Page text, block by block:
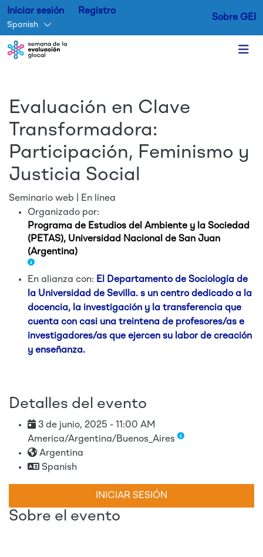
Iniciar sesión Registro
Spanish
Sobre GEI
Evaluación en Clave
Transformadora:
Participación, Feminismo y
Justicia Social
Seminario web | En línea
Organizado por:
Programa de Estudios del Ambiente y la Sociedad
(PETAS), Universidad Nacional de San Juan
(Argentina)
En alianza con: El Departamento de Sociología de
la Universidad de Sevilla. s un centro dedicado a la
docencia, la investigación y la transferencia que
cuenta con casi una treintena de profesores/as e
investigadores/as que ejercen su labor de creación
y enseñanza.
Sobre el evento
Detalles del evento
3 de junio, 2025 - 11:00 AM
America/Argentina/Buenos_Aires
Argentina
Spanish
INICIAR SESIÓN